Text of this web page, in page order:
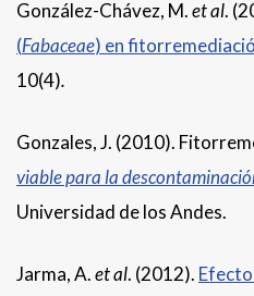
González-Chávez, M.et al.
(Fabaceae) en
10(4).
Gonzales, J. (2010).
viable para la
Universidad de los Andes.
Jarma, A.et al. (2012).